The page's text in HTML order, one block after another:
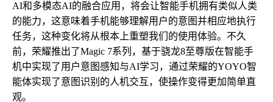
AI和多模态AI的融合应用，将会让智能手机拥有类似人类
的能力，这意味着手机能够理解用户的意图并相应地执行
任务，这种变化将从根本上重塑我们的使用体验。不久
前，荣耀推出了Magic 7系列，基于骁龙8至尊版在智能手
机中实现了用户意图感知与AI学习，通过荣耀的YOYO智
能体实现了意图识别的人机交互，使操作变得更加简单直
观。